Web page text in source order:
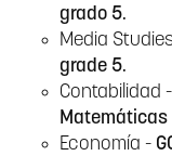
grado 5.
Media
grade 5.
Contabilidad -
Matemáticas
Economía -